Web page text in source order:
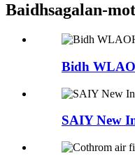
Baidhsagalan-
Bidh
SAIY New